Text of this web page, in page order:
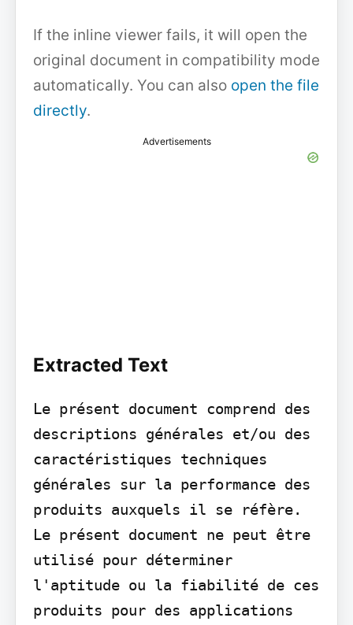
If the inline viewer fails, it will open the
original document in compatibility mode
automatically. You can also open the file
directly.
Advertisements
Extracted Text
Le présent document comprend des
descriptions générales et/ou des
caractéristiques techniques
générales sur la performance des
produits auxquels il se réfère.
Le présent document ne peut être
utilisé pour déterminer
l'aptitude ou la fiabilité de ces
produits pour des applications